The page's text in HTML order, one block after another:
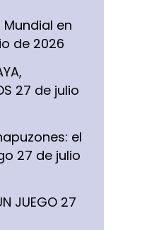
en
de 2026
27 de julio
el
27 de julio
JUEGO 27